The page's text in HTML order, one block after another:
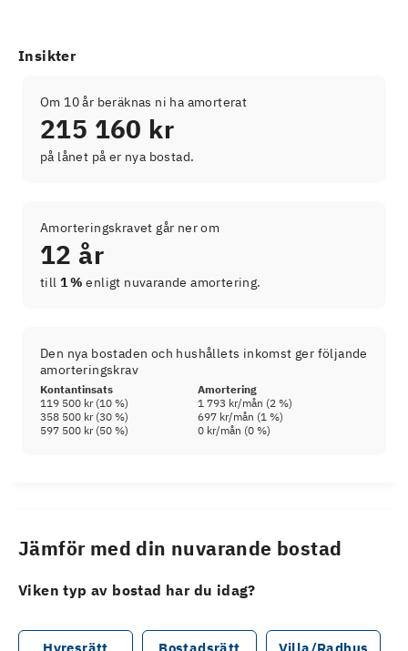
Insikter
Om 10 år beräknas ni ha amorterat
215 160 kr
på lånet på er nya bostad.
Amorteringskravet går ner om
12 år
till 1 % enligt nuvarande amortering.
Den nya bostaden och hushållets inkomst ger följande
amorteringskrav
Kontantinsats
Amortering
119 500 kr(10 %) 1 793 kr/mån (2 %)
358 500 kr(30 %) 697 kr/mån (1 %)
597 500 kr(50 %) 0 kr/mån (0 %)
Jämför med din nuvarande bostad
Viken typ av bostad har du idag?